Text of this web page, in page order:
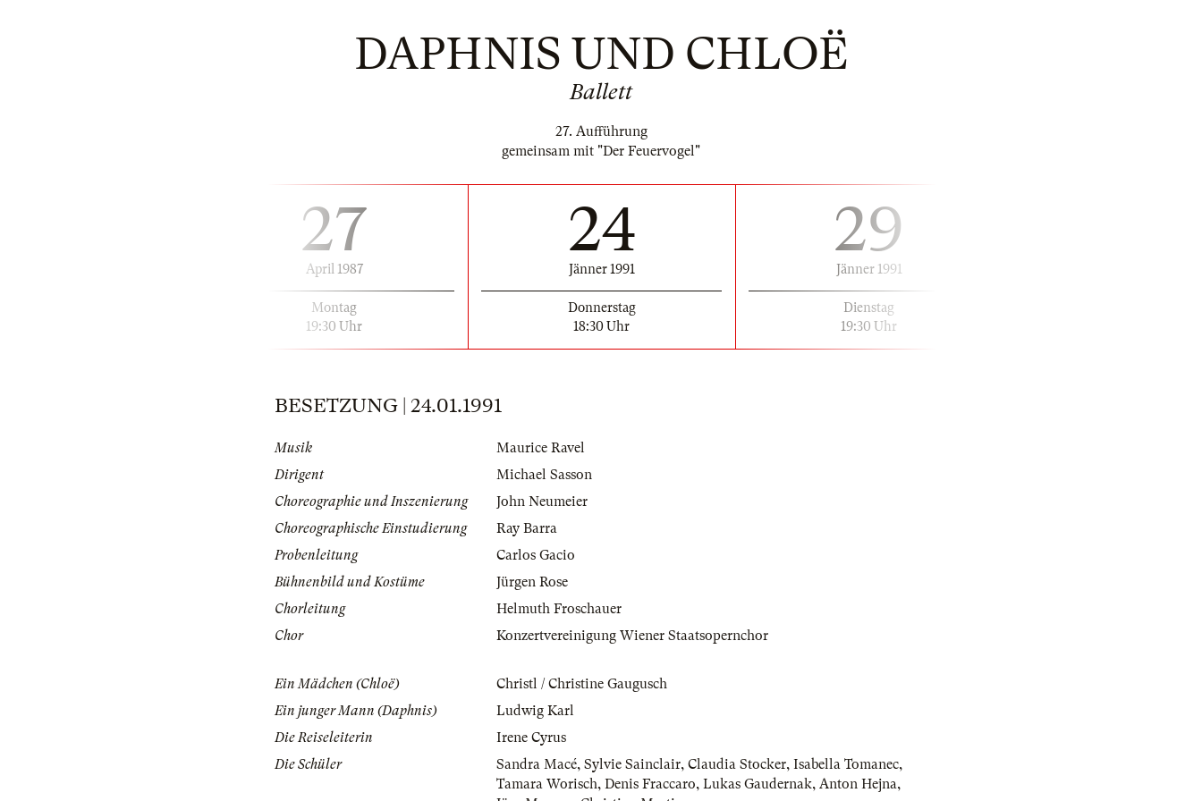
DAPHNIS UND CHLOË
Ballett
27. Aufführung
gemeinsam mit "Der Feuervogel"
27
April 1987
Montag
19:30 Uhr
24
Jänner 1991
Donnerstag
18:30 Uhr
29
Jänner 1991
Dienstag
19:30 Uhr
BESETZUNG | 24.01.1991
Musik
Maurice Ravel
Dirigent
Michael Sasson
Choreographie und Inszenierung
John Neumeier
Choreographische Einstudierung
Ray Barra
Probenleitung
Carlos Gacio
Bühnenbild und Kostüme
Jürgen Rose
Chorleitung
Helmuth Froschauer
Chor
Konzertvereinigung Wiener Staatsopernchor
Ein Mädchen (Chloë)
Christl / Christine Gaugusch
Ein junger Mann (Daphnis)
Ludwig Karl
Die Reiseleiterin
Irene Cyrus
Die Schüler
Sandra Macé, Sylvie Sainclair, Claudia Stocker, Isabella Tomanec,
Tamara Worisch, Denis Fraccaro, Lukas Gaudernak, Anton Hejna,